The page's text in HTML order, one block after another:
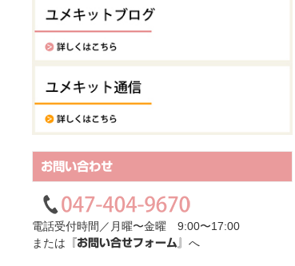
お問い合わせ
電話受付時間／月曜〜金曜 9:00〜17:00
または 『お問い合せフォーム』 へ